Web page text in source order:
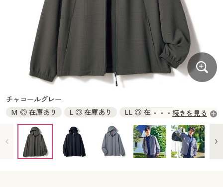
ジュニア・ティーンズ下着
大きいサイズ レディース服
大きいサイズ レディース下着
大きいサイズ メンズ
大きいサイズ 事務・制服
バーゲンセール
シークレットセール
詳細検索
商品カテゴリ一覧
カタログ
カタログ・チラシからのご注文
デジタルカタログ
カタログ無料プレゼント
大きいサイズ レディース下着
大きいサイズ メンズ
大きいサイズ 事務・制服
シークレットセール
商品カテゴリ一覧
カタログ
カタログ・チラシからのご注文
カタログ無料プレゼント
会員メニュー
チャコールグレー
M ◎ 在庫あり
L ◎ 在庫あり
LL ◎ 在庫あり
3L × 入荷未定
5L ◎ 在庫あり
続きを見る